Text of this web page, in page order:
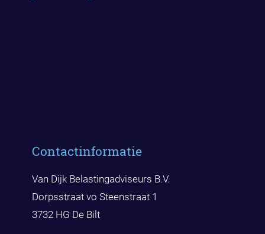
Contactinformatie
Van Dijk Belastingadviseurs B.V.
Dorpsstraat vo Steenstraat 1
3732 HG De Bilt